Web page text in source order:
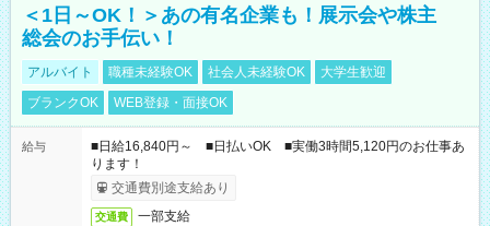
＜1日～OK！＞あの有名企業も！展示会や株主
総会のお手伝い！
アルバイト 職種未経験OK 社会人未経験OK
大学生歓迎
ブランクOK
WEB登録・面接OK
給与
■日給16,840円～ ■日払いOK ■実働3時間5,120円のお仕事あ
ります！
交通費別途支給あり
交通費 一部支給